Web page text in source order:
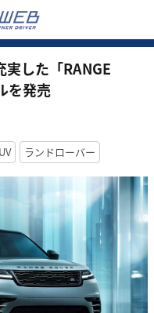
した「RANGE
を発売
ランドローバー